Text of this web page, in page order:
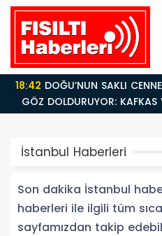
18:26Fısıltı Haberleri Iğdır Tanıtımları Devam Ediyor:
Türkiye’nin Doğu Kapısı
İstanbul Haberleri
Son dakika İstanbul
haberleri ile ilgili tüm
sayfamızdan takip